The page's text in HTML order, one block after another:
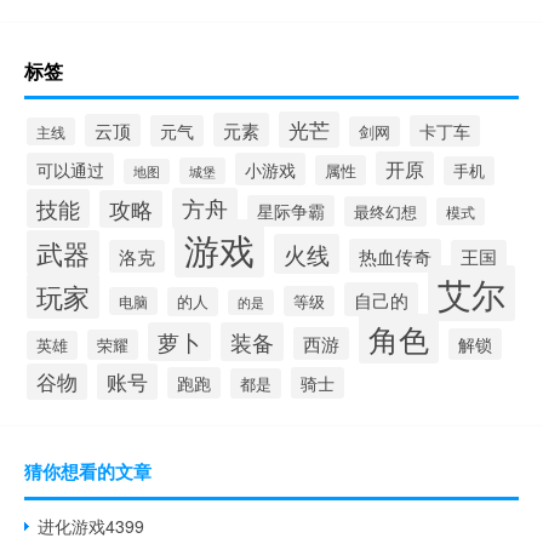
标签
主线 云顶 元气 元素 光芒 剑网 卡丁车
可以通过 地图 城堡 小游戏 属性 开原 手机
技能 攻略 方舟 星际争霸 最终幻想 模式
武器 洛克 游戏 火线 热血传奇 王国
玩家 电脑 的人 的是 等级 自己的 艾尔
英雄 荣耀 萝卜 装备 西游 角色 解锁
谷物 账号 跑跑 都是 骑士
猜你想看的文章
进化游戏4399